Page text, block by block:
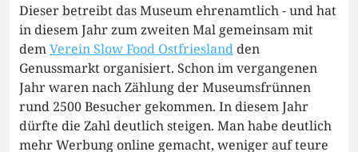
Dieser betreibt das Museum ehrenamtlich - und hat
in diesem Jahr zum zweiten Mal gemeinsam mit
demVerein Slow Food Ostfriesland den
Genussmarkt organisiert. Schon im vergangenen
Jahr waren nach Zählung der Museumsfrünnen
rund 2500 Besucher gekommen. In diesem Jahr
dürfte die Zahl deutlich steigen. Man habe deutlich
mehr Werbung online gemacht, weniger auf teure